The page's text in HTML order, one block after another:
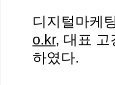
디지털마케
o.kr, 대표 고
하였다.